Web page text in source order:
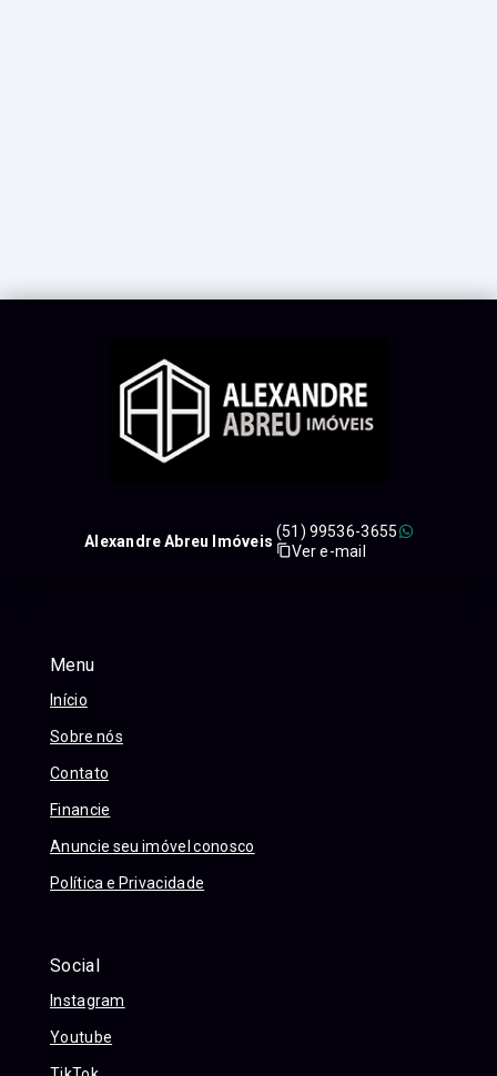
Menu
Início
Sobre nós
Contato
Financie
Anuncie seu imóvel conosco
Política e Privacidade
Social
Instagram
Youtube
Alexandre Abreu Imóveis
(51) 99536-3655
Ver e-mail